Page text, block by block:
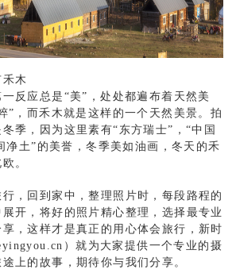
木
反应总是 “美”，处处都遍布着天然美
”，而禾木就是这样的一个天然美景。拍
季，因为这里素有“东方瑞士”，“中国
净土”的美誉，冬季美如油画，冬天的禾
。
，回到家中，整理照片时，每段路程的
开，将好的照片精心整理，选择最专业
，这样才是真正的用心体会旅行，新时
）就为大家提供一个专业的摄
上的故事，期待你与我们分享。